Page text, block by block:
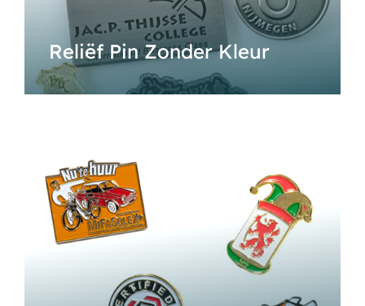
Reliëf Pin Zonder Kleur